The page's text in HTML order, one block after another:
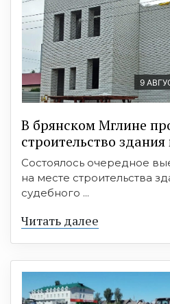
9
В брянском Мглине
строительство
Состоялось очередное
на месте строительства
судебного ...
Читать далее